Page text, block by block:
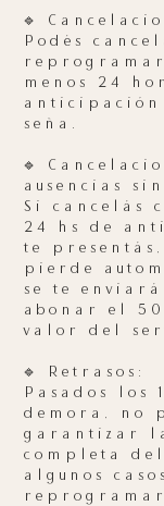
🔹
Podés
menos 24
seña.
🔹
ausencias
Si cancelás
24 hs de
te
pierde
se te
abonar el
valor del
🔹 Retrasos:
Pasados los
demora, no
garantizar
completa
algunos
reprogramar